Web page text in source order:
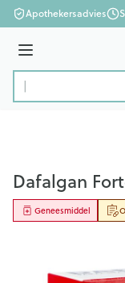
Ga naar de inhoud
Apothekersadvies
Menu
Product, merk,
Dafalgan
Geneesmiddel